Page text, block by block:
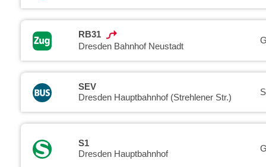
RB31
Dresden Bahnhof Neustadt
SEV
Dresden Hauptbahnhof (Strehlener Str.)
S1
Dresden Hauptbahnhof